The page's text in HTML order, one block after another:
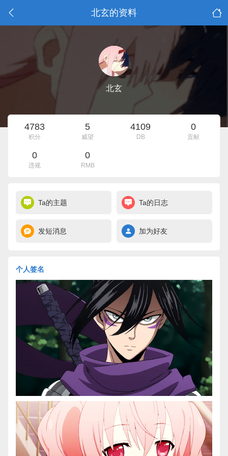
北玄的资料
北玄
4783
积分
5
威望
4109
DB
0
贡献
0
违规
0
RMB
Ta的主题 Ta的日志
发短消息 加为好友
个人签名